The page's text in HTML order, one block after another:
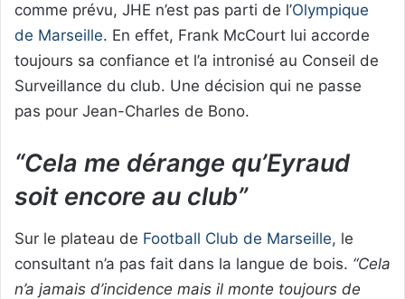
comme prévu, JHE n’est pas parti de l’Olympique
de Marseille. En effet, Frank McCourt lui accorde
toujours sa confiance et l’a intronisé au Conseil de
Surveillance du club. Une décision qui ne passe
pas pour Jean-Charles de Bono.
“Cela me dérange qu’Eyraud
soit encore au club”
Sur le plateau de Football Club de Marseille, le
consultant n’a pas fait dans la langue de bois. “Cela
n’a jamais d’incidence mais il monte toujours de